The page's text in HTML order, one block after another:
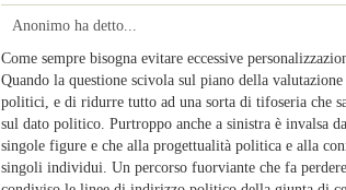
Anonimo ha detto...
Come sempre bisogna evitare eccessive
Quando la questione scivola sul piano della
politici, e di ridurre tutto ad una sorta di tifoseria che
sul dato politico. Purtroppo anche a sinistra è invalsa
singole figure e che alla progettualità politica e alla
singoli individui. Un percorso fuorviante che fa